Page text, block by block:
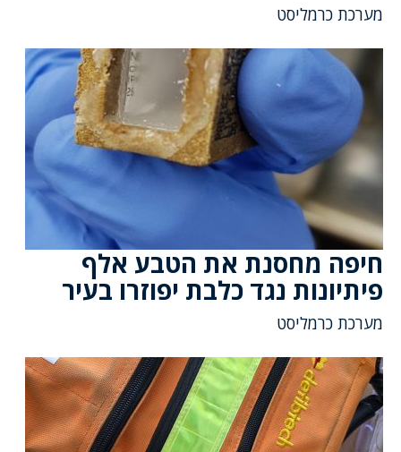
מערכת כרמליסט
חיפה מחסנת את הטבע אלף
פיתיונות נגד כלבת יפוזרו בעיר
מערכת כרמליסט